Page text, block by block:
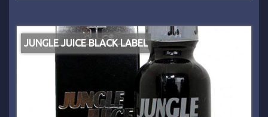
JUNGLE JUICE BLACK LABEL